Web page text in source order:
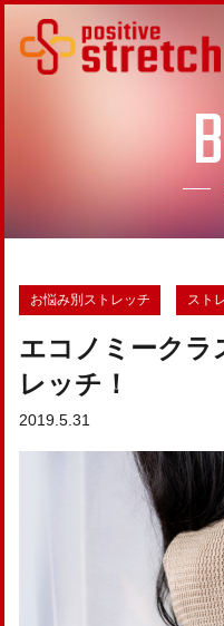
お悩み別ストレッチ スト
エコノミークラ
レッチ！
2019.5.31